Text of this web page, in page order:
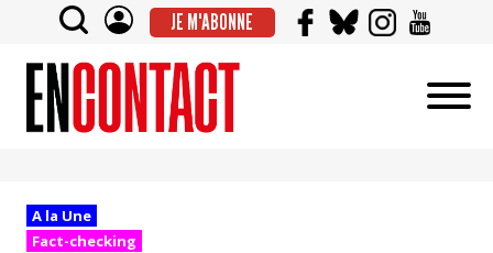
JE M'ABONNE
A la Une
Fact-checking